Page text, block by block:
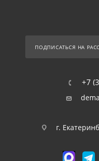
ПОДПИСАТЬСЯ НА
+7
г.